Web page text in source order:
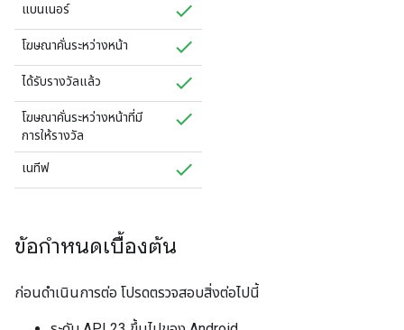
แบนเนอร์
โฆษณาคั่นระหว่างหน้า
ได้รับรางวัลแล้ว
โฆษณาคั่นระหว่างหน้าที่มี
การให้รางวัล
เนทีฟ
ข้อกำหนดเบื้องต้น
ก่อนดำเนินการต่อ โปรดตรวจสอบสิ่งต่อไปนี้